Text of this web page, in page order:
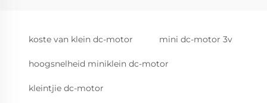
koste van klein dc-motor mini dc-motor 3v
hoogsnelheid miniklein dc-motor
kleintjie dc-motor